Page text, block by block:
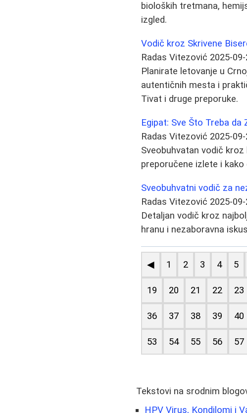
bioloških tretmana,
izgled.
Vodič kroz Skrivene
Radas Vitezović 2025-
Planirate letovanje u
autentičnih mesta i
Tivat i druge preporuke.
Egipat: Sve Što Treba da
Radas Vitezović 2025-09-
Sveobuhvatan vodič
preporučene izlete i
Sveobuhvatni vodič za
Radas Vitezović 2025-
Detaljan vodič kroz
hranu i nezaboravna
◀ 1 2 3 4 5
19 20 21 22 23
36 37 38 39 40
53 54 55 56 57
Tekstovi na srodnim
HPV Virus, Kondilomi i